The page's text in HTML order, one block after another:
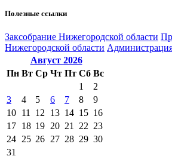
Полезные ссылки
Закcобрание Нижегородской области
Нижегородской области
Август 2026
Пн Вт Ср Чт Пт Сб Вс
1
2
3
4 5 6 7 8
9
10 11 12 13 14 15 16
17 18 19 20 21 22 23
24 25 26 27 28 29 30
31